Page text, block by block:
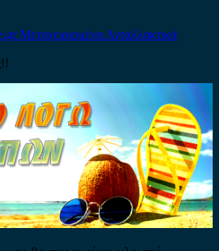
Μεταχειρισμένα Ανταλλακτικά